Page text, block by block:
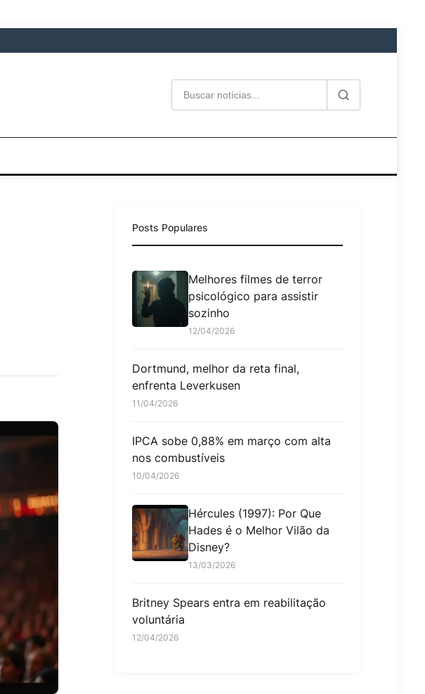
Posts Populares
Melhores filmes de terror
psicológico para assistir
sozinho
12/04/2026
Dortmund, melhor da reta final,
enfrenta Leverkusen
11/04/2026
IPCA sobe 0,88% em março com alta
nos combustíveis
10/04/2026
Hércules (1997): Por Que
Hades é o Melhor Vilão da
Disney?
13/03/2026
Britney Spears entra em reabilitação
voluntária
12/04/2026